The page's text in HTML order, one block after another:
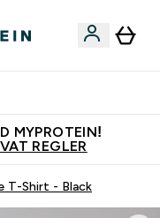
MYPROTEIN!
REGLER
T-Shirt - Black